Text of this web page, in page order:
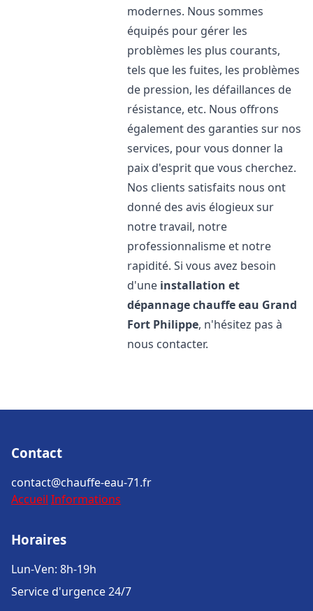
modernes. Nous sommes
équipés pour gérer les
problèmes les plus courants,
tels que les fuites, les problèmes
de pression, les défaillances de
résistance, etc. Nous offrons
également des garanties sur nos
services, pour vous donner la
paix d'esprit que vous cherchez.
Nos clients satisfaits nous ont
donné des avis élogieux sur
notre travail, notre
professionnalisme et notre
rapidité. Si vous avez besoin
d'une installation et
dépannage chauffe eau Grand
Fort Philippe, n'hésitez pas à
nous contacter.
Contact
contact@chauffe-eau-71.fr
Accueil Informations
Horaires
Lun-Ven: 8h-19h
Service d'urgence 24/7